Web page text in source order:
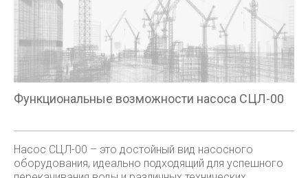
Функциональные возможности насоса СЦЛ-00
Насос СЦЛ-00 – это достойный вид насосного
оборудования, идеально подходящий для успешного